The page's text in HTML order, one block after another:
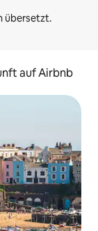
auf Airbnb